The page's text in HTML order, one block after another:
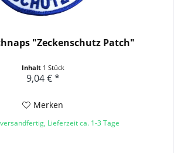
"Zeckenschutz Patch"
Inhalt 1 Stück
9,04 € *
Merken
Lieferzeit ca. 1-3 Tage